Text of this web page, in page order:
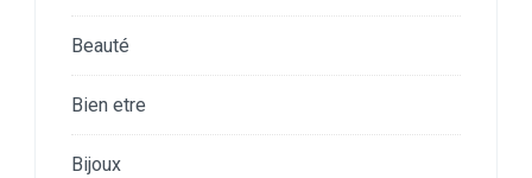
Beauté
Bien etre
Bijoux